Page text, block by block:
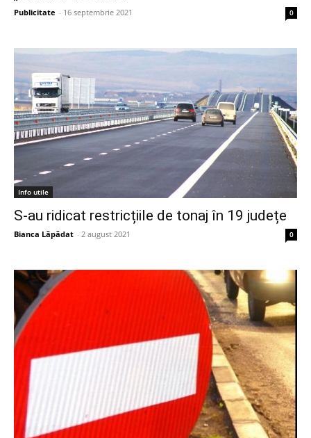
Publicitate - 16 septembrie 2021 0
Info utile
S-au ridicat restricțiile de tonaj în 19 județe
Bianca Lăpădat - 2 august 2021 0